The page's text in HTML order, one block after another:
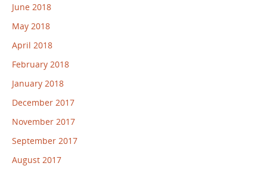
June 2018
May 2018
April 2018
February 2018
January 2018
December 2017
November 2017
September 2017
August 2017